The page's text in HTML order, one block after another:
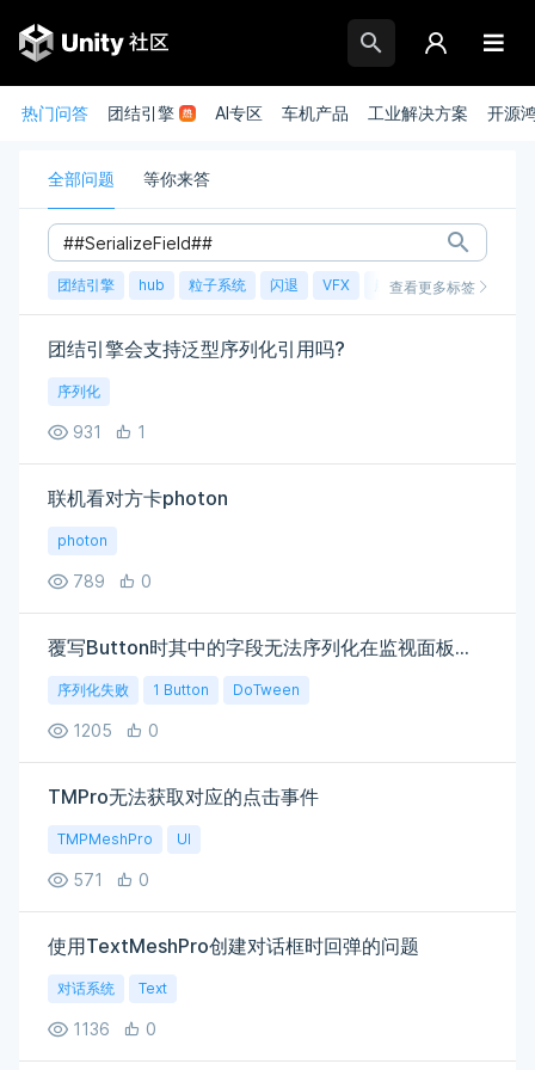
热门问答 团结引擎 AI专区 车机产品 工业解决方案 开源
全部问题 等你来答
团结引擎 hub 粒子系统 闪退 VFX 崩溃 账号 渲染
查看更多标签
团结引擎会支持泛型序列化引用吗?
序列化
931 1
联机看对方卡photon
photon
789 0
覆写Button时其中的字段无法序列化在监视面板，什么原因
序列化失败 1 Button DoTween
1205 0
TMPro无法获取对应的点击事件
TMPMeshPro UI
571 0
使用TextMeshPro创建对话框时回弹的问题
对话系统 Text
1136 0